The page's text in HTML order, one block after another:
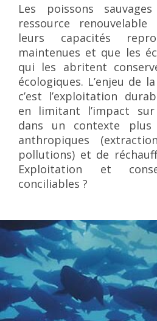
Les poissons
ressource
leurs capacités
maintenues et que les
qui les abritent
écologiques. L’enjeu de
c’est l’exploitation
en limitant l’impact sur
dans un contexte plus
anthropiques
pollutions) et de
Exploitation et
conciliables ?